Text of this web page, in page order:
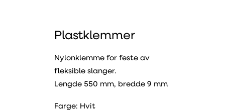
Plastklemmer
Nylonklemme for feste av
fleksible slanger.
Lengde 550 mm, bredde 9 mm
Farge: Hvit